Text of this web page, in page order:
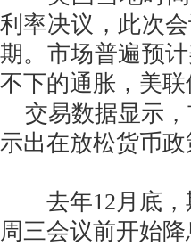
利率决议，此次
期。市场普遍预
不下的通胀，美
交易数据显示，
示出在放松货币
去年12月底，
周三会议前开始